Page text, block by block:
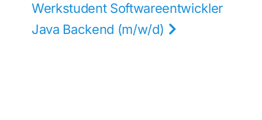
Werkstudent Softwareentwickler
Java Backend (m/w/d)